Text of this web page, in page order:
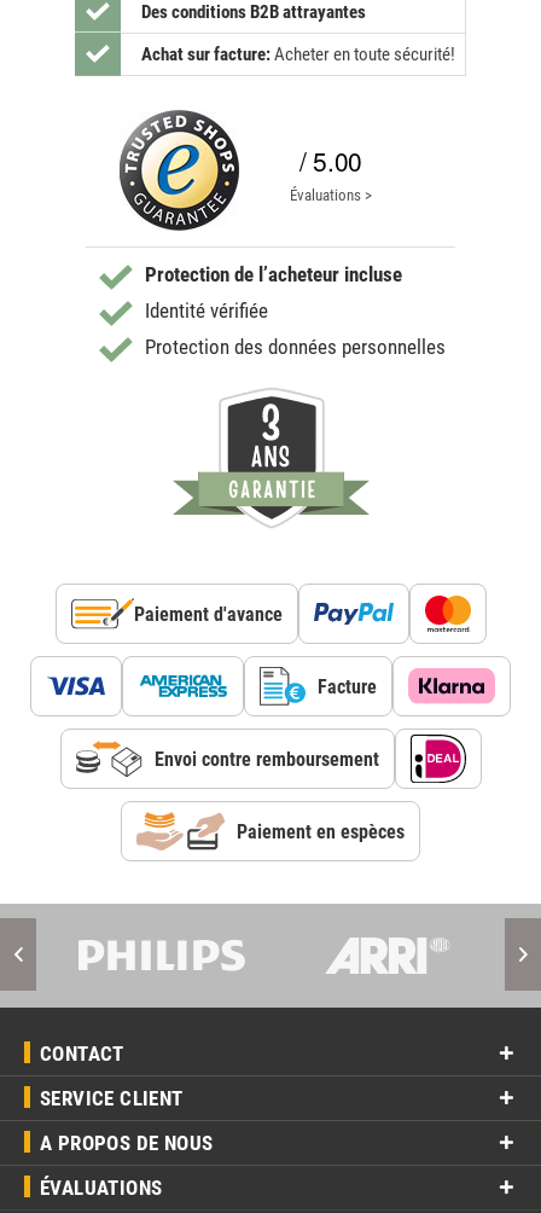
Des conditions B2B attrayantes
Achat sur facture:Acheter en toute sécurité!
/ 5.00
Évaluations >
Protection de l’acheteur incluse
Identité vérifiée
Protection des données personnelles
Paiement d'avance
Facture
Envoi contre remboursement
Paiement en espèces
CONTACT
SERVICE CLIENT
A PROPOS DE NOUS
ÉVALUATIONS